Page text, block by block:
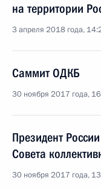
на территории
3 апреля 2018 года,
Саммит ОДКБ
30 ноября 2017 года,
Президент
Совета
30 ноября 2017 года,